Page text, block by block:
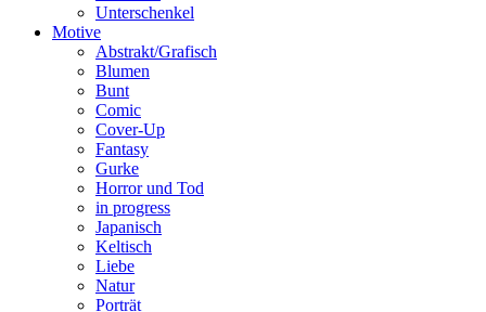
Unterschenkel
Motive
Abstrakt/Grafisch
Blumen
Bunt
Comic
Cover-Up
Fantasy
Gurke
Horror und Tod
in progress
Japanisch
Keltisch
Liebe
Natur
Porträt